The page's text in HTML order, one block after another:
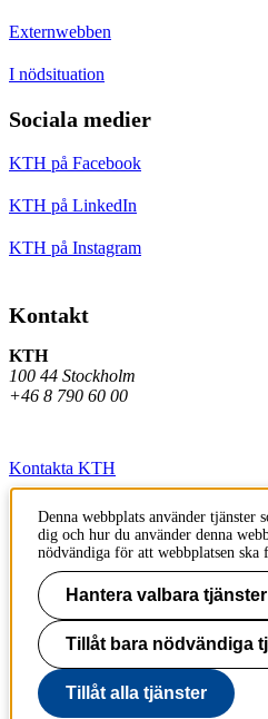
Externwebben
I nödsituation
Sociala medier
KTH på Facebook
KTH på LinkedIn
KTH på Instagram
Kontakt
KTH
100 44 Stockholm
+46 8 790 60 00
Kontakta KTH
Jobba på KTH
Press och media
Faktura och betalning KTH
Om KTH:s webbplatser
Tillgänglighetsredogörelse
Denna webbplats använder tjänster
dig och hur du använder denna
nödvändiga för att webbplatsen ska
Hantera valbara tjänster
Tillåt bara nödvändiga
Tillåt alla tjänster